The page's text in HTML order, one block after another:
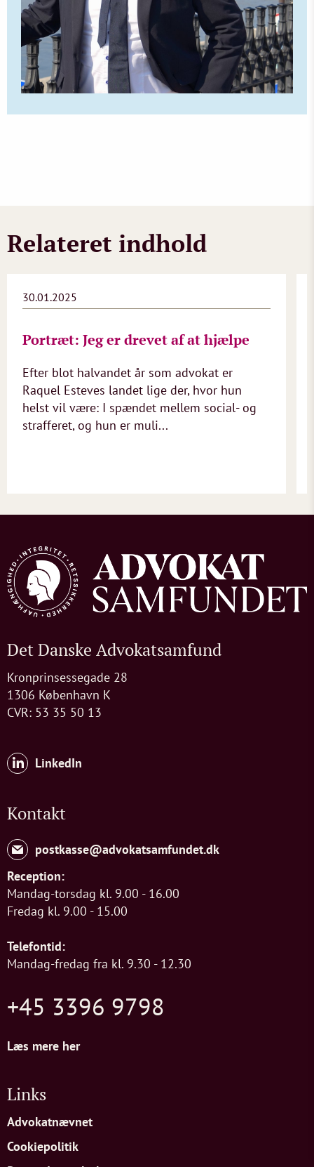
Relateret indhold
30.01.2025
Portræt: Jeg er drevet af at hjælpe
Efter blot halvandet år som advokat er
Raquel Esteves landet lige der, hvor hun
helst vil være: I spændet mellem social- og
strafferet, og hun er muli...
Det Danske Advokatsamfund
Kronprinsessegade 28
1306 København K
CVR: 53 35 50 13
LinkedIn
Kontakt
postkasse@advokatsamfundet.dk
Reception:
Mandag-torsdag kl. 9.00 - 16.00
Fredag kl. 9.00 - 15.00
Telefontid:
Mandag-fredag fra kl. 9.30 - 12.30
+45 3396 9798
Læs mere her
Links
Advokatnævnet
Cookiepolitik